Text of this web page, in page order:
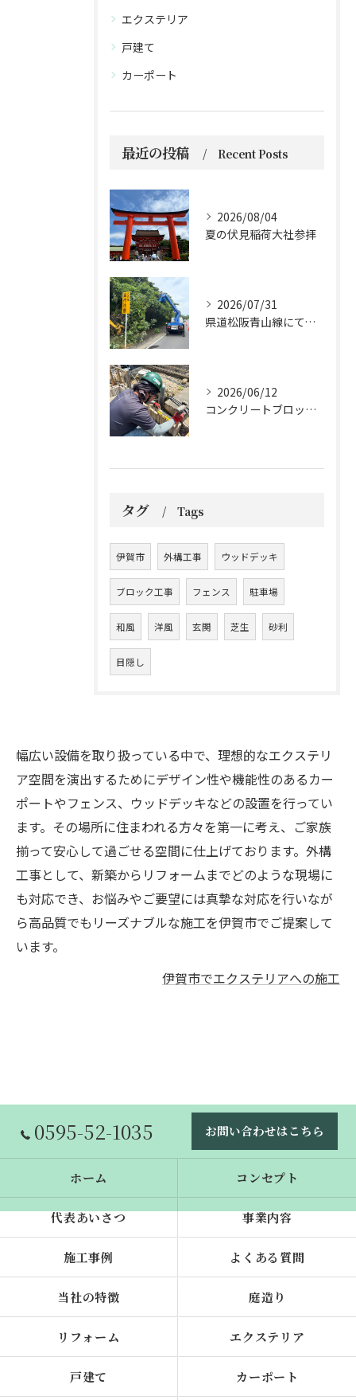
エクステリア
戸建て
カーポート
最近の投稿 Recent Posts
2026/08/04
夏の伏見稲荷大社参拝
2026/07/31
県道松阪青山線にて、支障木の伐採作業を行いました🌲
2026/06/12
コンクリートブロックの設置工事です。
タグ Tags
伊賀市 外構工事 ウッドデッキ
ブロック工事 フェンス 駐車場
和風 洋風 玄関 芝生 砂利
目隠し
幅広い設備を取り扱っている中で、理想的なエクステリ
ア空間を演出するためにデザイン性や機能性のあるカー
ポートやフェンス、ウッドデッキなどの設置を行ってい
ます。その場所に住まわれる方々を第一に考え、ご家族
揃って安心して過ごせる空間に仕上げております。外構
工事として、新築からリフォームまでどのような現場に
も対応でき、お悩みやご要望には真摯な対応を行いなが
ら高品質でもリーズナブルな施工を伊賀市でご提案して
います。
伊賀市でエクステリアへの施工
0595-52-1035 お問い合わせはこちら
ホーム コンセプト
代表あいさつ 事業内容
施工事例 よくある質問
当社の特徴 庭造り
リフォーム エクステリア
戸建て カーポート